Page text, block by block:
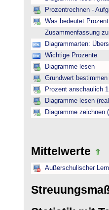
Prozentrechnen -
Was bedeutet Prozent
Zusammenfassung
Diagrammarten:
Wichtige Prozente
Diagramme lesen
Grundwert bestimmen
Prozent anschaulich 1
Diagramme lesen
Diagramme zeichnen
Mittelwerte
Außerschulischer